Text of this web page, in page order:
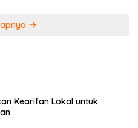
Kearifan Lokal untuk